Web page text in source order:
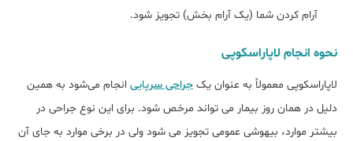
آرام کردن شما (یک آرام بخش) تجویز شود.
نحوه انجام لاپاراسکوپی
لاپاراسکوپی معمولاً به عنوان یک جراحی سرپایی انجام می‌شود به همین
دلیل در همان روز بیمار می تواند مرخص شود. برای این نوع جراحی در
بیشتر موارد، بیهوشی عمومی تجویز می شود ولی در برخی موارد به جای آن